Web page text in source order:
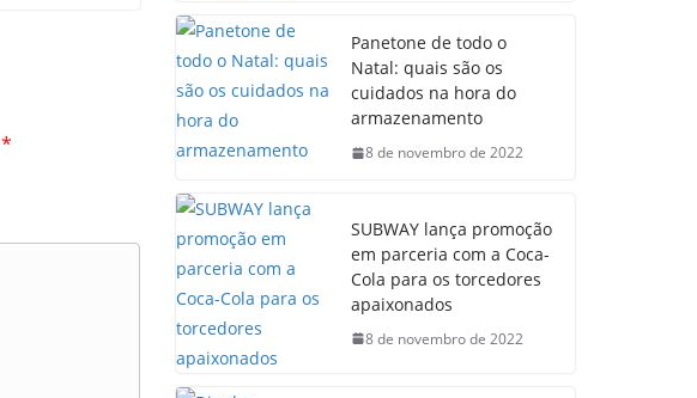
*
Panetone de todo o
Natal: quais são os
cuidados na hora do
armazenamento
8 de novembro de 2022
SUBWAY lança promoção
em parceria com a Coca-
Cola para os torcedores
apaixonados
8 de novembro de 2022